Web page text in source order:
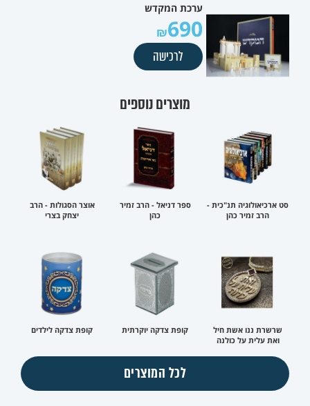
ערכת המקדש
690
לרכישה
מוצרים נוספים
סט ארכיאולוגיה תנ"כית -
הרב זמיר כהן
ספר דניאל - הרב זמיר
כהן
אוצר הסגולות - הרב
יצחק בצרי
שרשרת ננו אשת חיל
ואת עלית על כולנה
קופת צדקה יוקרתית קופת צדקה לילדים
לכל המוצרים